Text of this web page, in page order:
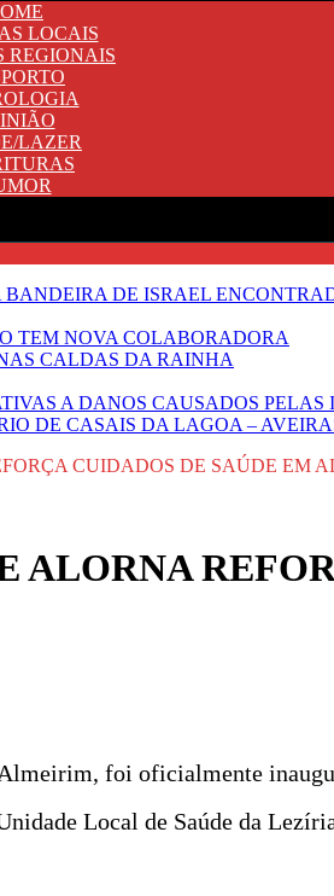
LOCAIS
REGIONAIS
LAZER
DE ISRAEL
TEM NOVA COLABORADORA
CALDAS DA RAINHA
A DANOS CAUSADOS PELAS
DE CASAIS DA LAGOA –
CUIDADOS DE SAÚDE EM
ALORNA
foi oficialmente
Local de Saúde da